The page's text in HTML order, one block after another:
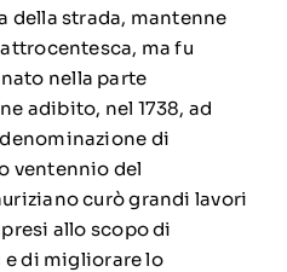
della strada, mantenne
ma fu
nella parte
adibito, nel 1738, ad
di
ventennio del
curò grandi lavori
allo scopo di
e di migliorare lo